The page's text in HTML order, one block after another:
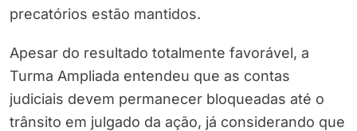
precatórios estão mantidos.
Apesar do resultado totalmente favorável, a
Turma Ampliada entendeu que as contas
judiciais devem permanecer bloqueadas até o
trânsito em julgado da ação, já considerando que